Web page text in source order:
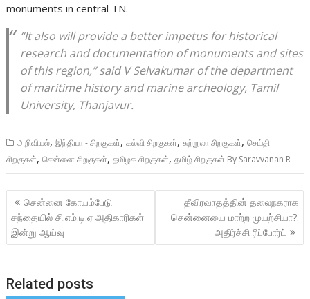
monuments in central TN.
“It also will provide a better impetus for historical
research and documentation of monuments and sites
of this region,” said V Selvakumar of the department
of maritime history and marine archeology, Tamil
University, Thanjavur.
அறிவியல்,இந்தியா - சிறகுகள்,கல்வி சிறகுகள்,சுற்றுலா சிறகுகள்,செய்தி
சிறகுகள்,சென்னை சிறகுகள்,தமிழக சிறகுகள்,தமிழ் சிறகுகள் By Saravvanan R
Post
navigation
சென்னை கோயம்பேடு
சந்தையில் சி.எம்.டி.ஏ அதிகாரிகள்
இன்று ஆய்வு
தீவிரவாதத்தின் தலைநகராக
சென்னையை மாற்ற முயற்சியா?.
அதிர்ச்சி ரிப்போர்ட்
Related posts